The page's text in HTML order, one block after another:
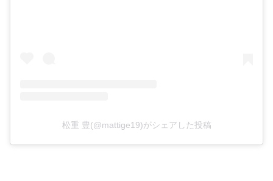
松重 豊(@mattige19)がシェアした投稿